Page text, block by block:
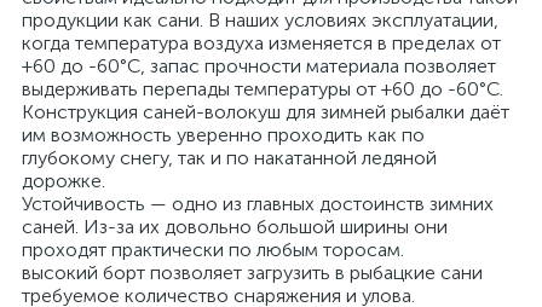
продукции как сани. В наших условиях эксплуатации,
когда температура воздуха изменяется в пределах от
+60 до -60°С, запас прочности материала позволяет
выдерживать перепады температуры от +60 до -60°С.
Конструкция саней-волокуш для зимней рыбалки даёт
им возможность уверенно проходить как по
глубокому снегу, так и по накатанной ледяной
дорожке.
Устойчивость — одно из главных достоинств зимних
саней. Из-за их довольно большой ширины они
проходят практически по любым торосам.
высокий борт позволяет загрузить в рыбацкие сани
требуемое количество снаряжения и улова.